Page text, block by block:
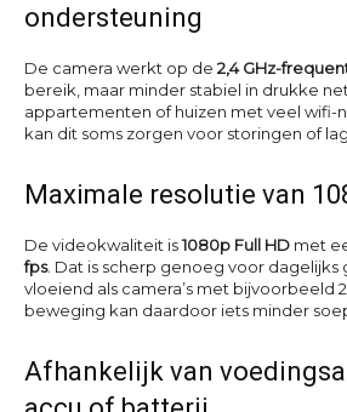
ondersteuning
De camera werkt op de 2,4 GHz-
bereik, maar minder stabiel in drukke
appartementen of huizen met veel wifi-
kan dit soms zorgen voor storingen of
Maximale resolutie van
De videokwaliteit is1080p Full HD met
fps. Dat is scherp genoeg voor dagelijks
vloeiend als camera’s met bijvoorbeeld
beweging kan daardoor iets minder
Afhankelijk van